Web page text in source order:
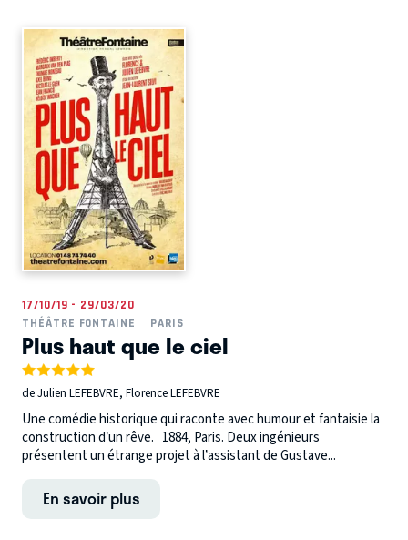
17/10/19 - 29/03/20
THÉÂTRE FONTAINE
PARIS
Plus haut que le ciel
de Julien LEFEBVRE, Florence LEFEBVRE
Une comédie historique qui raconte avec humour et fantaisie la
construction d’un rêve. 1884, Paris. Deux ingénieurs
présentent un étrange projet à l’assistant de Gustave...
En savoir plus